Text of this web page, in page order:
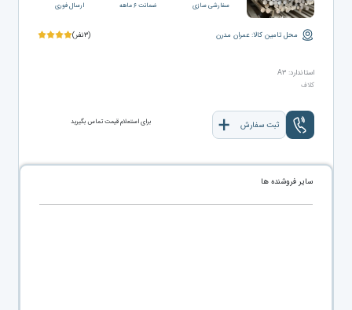
سفارشی سازی ضمانت ۶ ماهه ارسال فوری
محل تامین کالا: عمران مدرن (۳نفر)
استاندارد: A۳
کلاف
ثبت سفارش برای استعلام قیمت تماس بگیرید
سایر فروشنده ها